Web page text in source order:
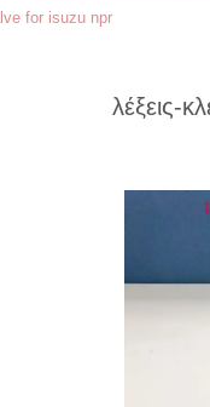
for isuzu npr
λέξεις-